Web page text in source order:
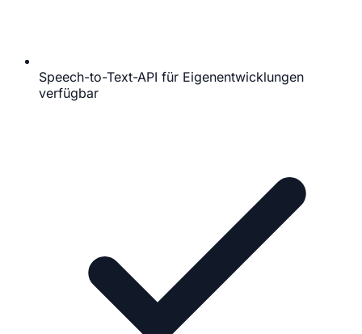
Speech-to-Text-API für Eigenentwicklungen
verfügbar